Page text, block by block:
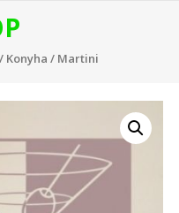
/ Konyha / Martini